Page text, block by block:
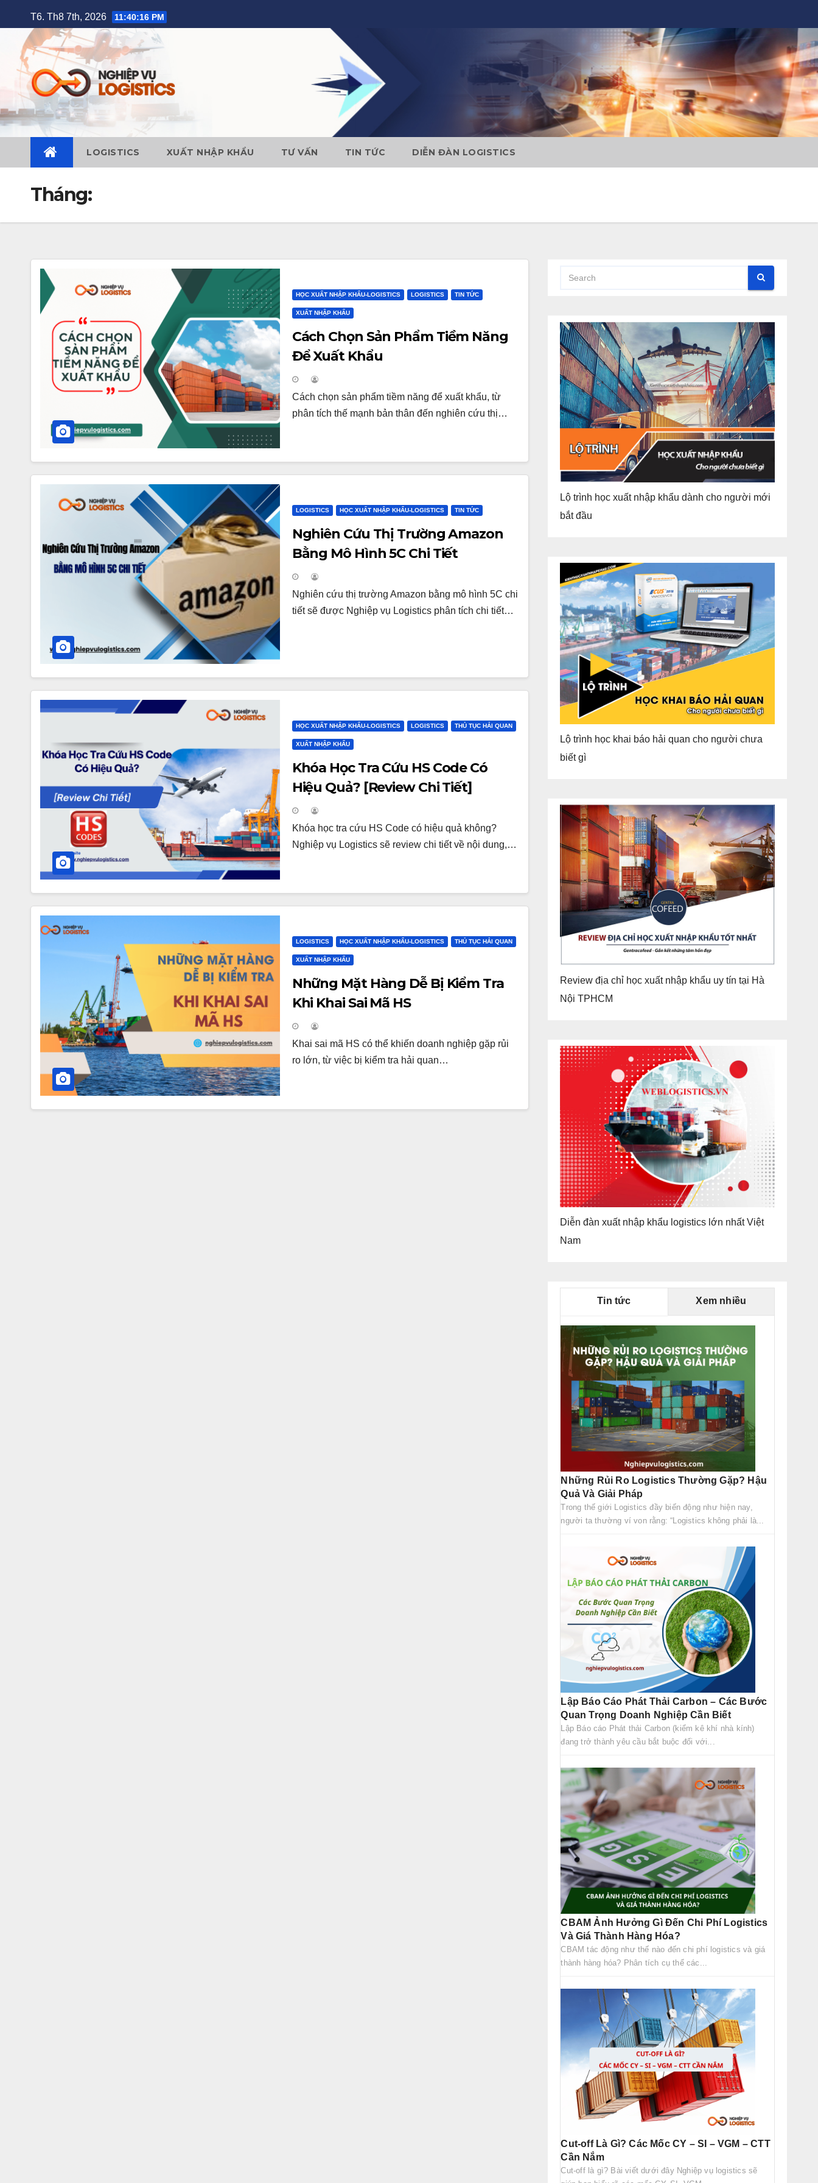
to
content
T6. Th8 7th, 2026 11:40:17 PM
LOGISTICS XUẤT NHẬP KHẨU TƯ VẤN TIN TỨC DIỄN ĐÀN LOGISTICS
Tháng:
HỌC XUẤT NHẬP KHẨU-LOGISTICS LOGISTICS TIN TỨC
XUẤT NHẬP KHẨU
Cách Chọn Sản Phẩm Tiềm Năng
Để Xuất Khẩu
Cách chọn sản phẩm tiềm năng để xuất khẩu, từ
phân tích thế mạnh bản thân đến nghiên cứu thị…
LOGISTICS HỌC XUẤT NHẬP KHẨU-LOGISTICS TIN TỨC
Nghiên Cứu Thị Trường Amazon
Bằng Mô Hình 5C Chi Tiết
Nghiên cứu thị trường Amazon bằng mô hình 5C chi
tiết sẽ được Nghiệp vụ Logistics phân tích chi tiết…
HỌC XUẤT NHẬP KHẨU-LOGISTICS LOGISTICS THỦ TỤC HẢI QUAN
XUẤT NHẬP KHẨU
Khóa Học Tra Cứu HS Code Có
Hiệu Quả? [Review Chi Tiết]
Khóa học tra cứu HS Code có hiệu quả không?
Nghiệp vụ Logistics sẽ review chi tiết về nội dung,…
LOGISTICS HỌC XUẤT NHẬP KHẨU-LOGISTICS THỦ TỤC HẢI QUAN
XUẤT NHẬP KHẨU
Những Mặt Hàng Dễ Bị Kiểm Tra
Khi Khai Sai Mã HS
Khai sai mã HS có thể khiến doanh nghiệp gặp rủi
ro lớn, từ việc bị kiểm tra hải quan…
Lộ trình học xuất nhập khẩu dành cho người mới
bắt đầu
Lộ trình học khai báo hải quan cho người chưa
biết gì
Review địa chỉ học xuất nhập khẩu uy tín tại Hà
Nội TPHCM
Diễn đàn xuất nhập khẩu logistics lớn nhất Việt
Nam
Tin tức Xem nhiều
Những Rủi Ro Logistics Thường Gặp? Hậu
Quả Và Giải Pháp
Trong thế giới Logistics đầy biến động như hiện nay,
người ta thường ví von rằng: “Logistics không phải là...
Lập Báo Cáo Phát Thải Carbon – Các Bước
Quan Trọng Doanh Nghiệp Cần Biết
Lập Báo cáo Phát thải Carbon (kiểm kê khí nhà kính)
đang trở thành yêu cầu bắt buộc đối với...
CBAM Ảnh Hưởng Gì Đến Chi Phí Logistics
Và Giá Thành Hàng Hóa?
CBAM tác động như thế nào đến chi phí logistics và giá
thành hàng hóa? Phân tích cụ thể các...
Cut-off Là Gì? Các Mốc CY – SI – VGM – CTT
Cần Nắm
Cut-off là gì? Bài viết dưới đây Nghiệp vụ logistics sẽ